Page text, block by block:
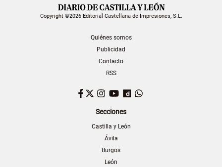
Copyright ©2026 Editorial Castellana de Impresiones, S.L.
Quiénes somos
Publicidad
Contacto
RSS
Facebook
TwitterInstagram
YouTubeDailymotion
Secciones
Castilla y León
Ávila
Burgos
León